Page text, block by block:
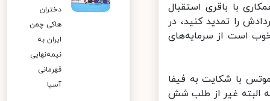
با باقری استقبال
را تمدید کنید، در
است از سرمایه‌های
با شکایت به فیفا
(که البته غیر از طلب شش‌
دختران
هاکی چمن
ایران به
نیمه‌نهایی
قهرمانی
آسیا